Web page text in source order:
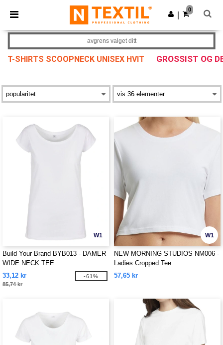
× Ntextil-app
Bedre priser i appen!
Last ned app
0
T-SHIRTS SCOOPNECK UNISEX HVIT GROSSIST OG
avgrens valget ditt
W1
Build Your Brand BYB013 - DAMER
WIDE NECK TEE
33,12 kr
85,74 kr
-61%
W1
NEW MORNING STUDIOS NM006 -
Ladies Cropped Tee
57,65 kr